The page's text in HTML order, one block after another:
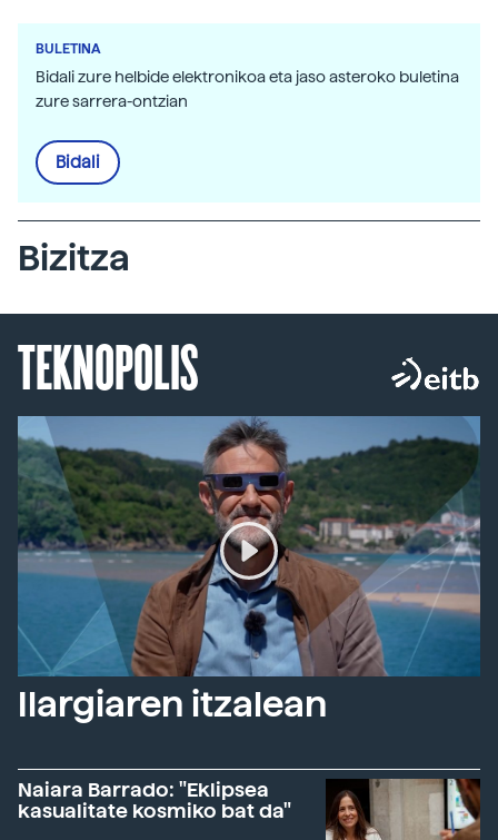
BULETINA
Bidali zure helbide elektronikoa eta jaso asteroko buletina
zure sarrera-ontzian
Bidali
Bizitza
TEKNOPOLIS
Ilargiaren itzalean
Naiara Barrado: "Eklipsea
kasualitate kosmiko bat da"